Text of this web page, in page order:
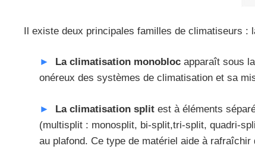
Il existe deux principales familles de climatiseurs :
La climatisation monoblocapparaît sous la
onéreux des systèmes de climatisation et sa
La climatisation splitest à éléments
(multisplit : monosplit, bi-split,tri-split, quadri-
au plafond. Ce type de matériel aide à